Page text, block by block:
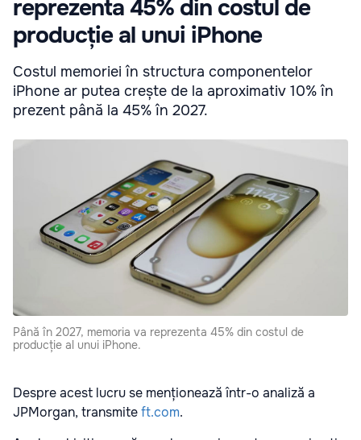
reprezenta 45% din costul de
producție al unui iPhone
Costul memoriei în structura componentelor
iPhone ar putea crește de la aproximativ 10% în
prezent până la 45% în 2027.
Până în 2027, memoria va reprezenta 45% din costul de
producție al unui iPhone.
Despre acest lucru se menționează într-o analiză a
JPMorgan, transmiteft.com.